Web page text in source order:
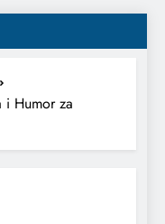
i Humor za